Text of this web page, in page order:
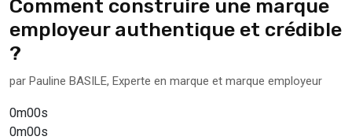
Comment construire une marque
employeur authentique et crédible
?
par Pauline BASILE, Experte en marque et marque employeur
0m00s
0m00s